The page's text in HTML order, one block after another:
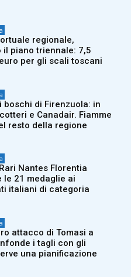
regionale,
il piano triennale: 7,5
per gli scali toscani
boschi di Firenzuola: in
e Canadair. Fiamme
resto della regione
Nantes Florentia
le 21 medaglie ai
italiani di categoria
attacco di Tomasi a
i tagli con gli
una pianificazione